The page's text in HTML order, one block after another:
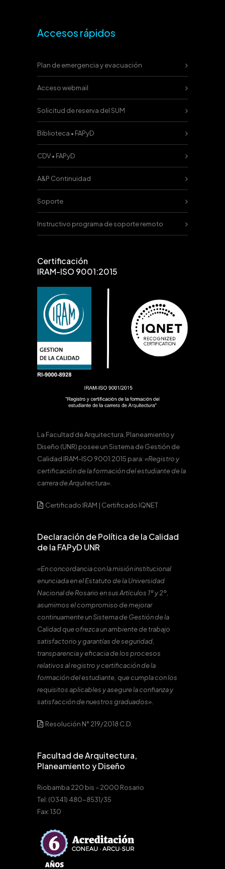
Accesos rápidos
Plan de emergencia y evacuación
Acceso webmail
Solicitud de reserva del SUM
Biblioteca • FAPyD
CDV • FAPyD
A&P Continuidad
Soporte
Instructivo programa de soporte remoto
Certificación
IRAM-ISO 9001:2015
La Facultad de Arquitectura, Planeamiento y
Diseño (UNR) posee un Sistema de Gestión de
Calidad IRAM-ISO 9001:2015 para:«Registro y
certificación de la formación del estudiante de la
carrera de Arquitectura».
Certificado IRAM | Certificado IQNET
Declaración de Política de la Calidad
de la FAPyD UNR
«En concordancia con la misión institucional
enunciada en el Estatuto de la Universidad
Nacional de Rosario en sus Artículos 1º y 2º,
asumimos el compromiso de mejorar
continuamente un Sistema de Gestión de la
Calidad que ofrezca un ambiente de trabajo
satisfactorio y garantías de seguridad,
transparencia y eficacia de los procesos
relativos al registro y certificación de la
formación del estudiante, que cumpla con los
requisitos aplicables y asegure la confianza y
satisfacción de nuestros graduados».
Resolución N° 219/2018 C.D.
Facultad de Arquitectura,
Planeamiento y Diseño
Riobamba 220 bis – 2000 Rosario
Tel: (0341) 480-8531/35
Fax: 130